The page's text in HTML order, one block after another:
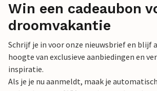
Win een cadeaubon
droomvakantie
Schrijf je in voor onze nieuwsbrief en blijf
hoogte van exclusieve aanbiedingen en
inspiratie.
Als je je nu aanmeldt, maak je